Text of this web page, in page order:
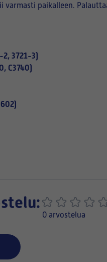
varmasti paikalleen.
2, 3721-3)
C3740)
0 arvostelua